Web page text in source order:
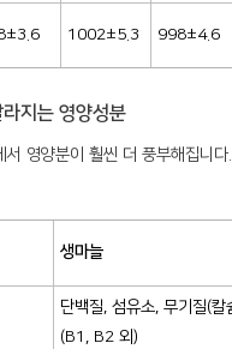
1002±5.3 998±4.6
지는 영양성분
영양분이 훨씬 더 풍부해집니다.
생마늘
단백질, 섬유소, 무기질(
(B1, B2 외)